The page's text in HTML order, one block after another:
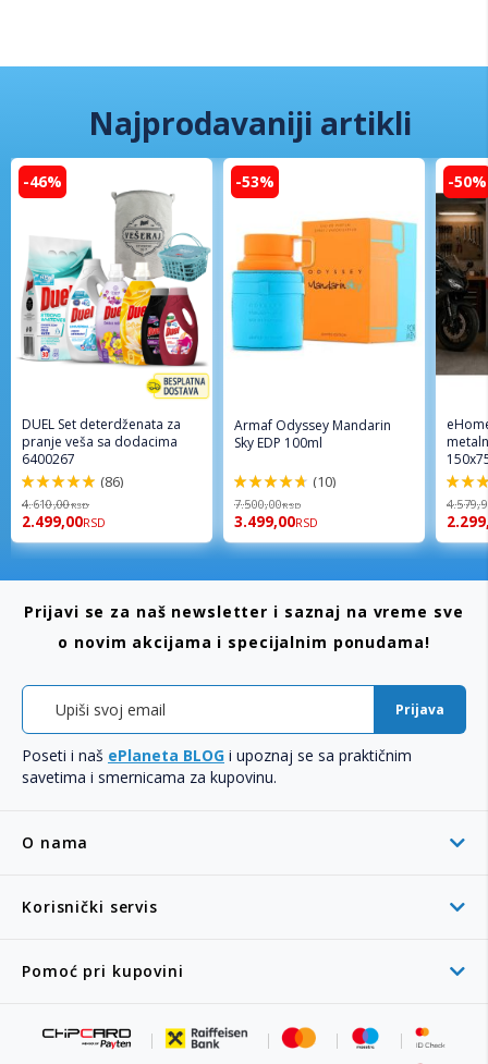
Najprodavaniji artikli
-46%
DUEL Set deterdženata za
pranje veša sa dodacima
6400267
98%
(86)
4.610,00RSD
2.499,00RSD
-53%
Armaf Odyssey Mandarin
Sky EDP 100ml
94%
(10)
7.500,00RSD
3.499,00RSD
-50%
96%
O nama
Korisnički servis
Pomoć pri kupovini
Prijavi se za naš newsletter i saznaj na vreme sve
o novim akcijama i specijalnim ponudama!
Prijava
Poseti i naš ePlaneta BLOG i upoznaj se sa praktičnim
savetima i smernicama za kupovinu.